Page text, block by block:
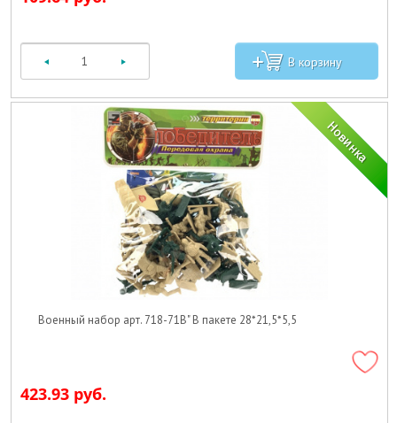
Военный набор арт. 718-71B" В пакете 28*21,5*5,5
423.93 руб.